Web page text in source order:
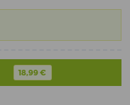
18,99 €